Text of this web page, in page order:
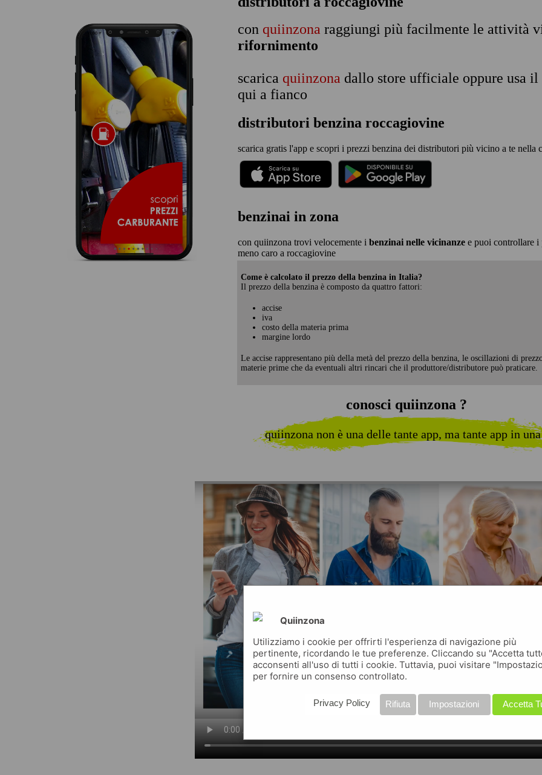
con quiinzona raggiungi più facilmente le attività
rifornimento
scarica quiinzona dallo store ufficiale oppure usa il
qui a fianco
distributori benzina roccagiovine
scarica gratis l'app e scopri i prezzi benzina dei distributori più vicino a te nella
benzinai in zona
con quiinzona trovi velocemente i benzinai nelle vicinanze e puoi controllare i
meno caro a roccagiovine
Come è calcolato il prezzo della benzina in Italia?
Il prezzo della benzina è composto da quattro fattori:
accise
iva
costo della materia prima
margine lordo
Le accise rappresentano più della metà del prezzo della benzina, le oscillazioni di
materie prime che da eventuali altri rincari che il produttore/distributore può praticare.
conosci quiinzona ?
quiinzona non è una delle tante app, ma tante app in
Quiinzona
Utilizziamo i cookie per offrirti l'esperienza di navigazione più
pertinente, ricordando le tue preferenze. Cliccando su "Accetta
acconsenti all'uso di tutti i cookie. Tuttavia, puoi visitare
per fornire un consenso controllato.
Accetta
Impostazioni
Rifiuta
Privacy Policy